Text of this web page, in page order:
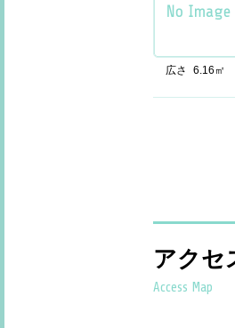
広さ 6.16㎡
アクセ
Access Map